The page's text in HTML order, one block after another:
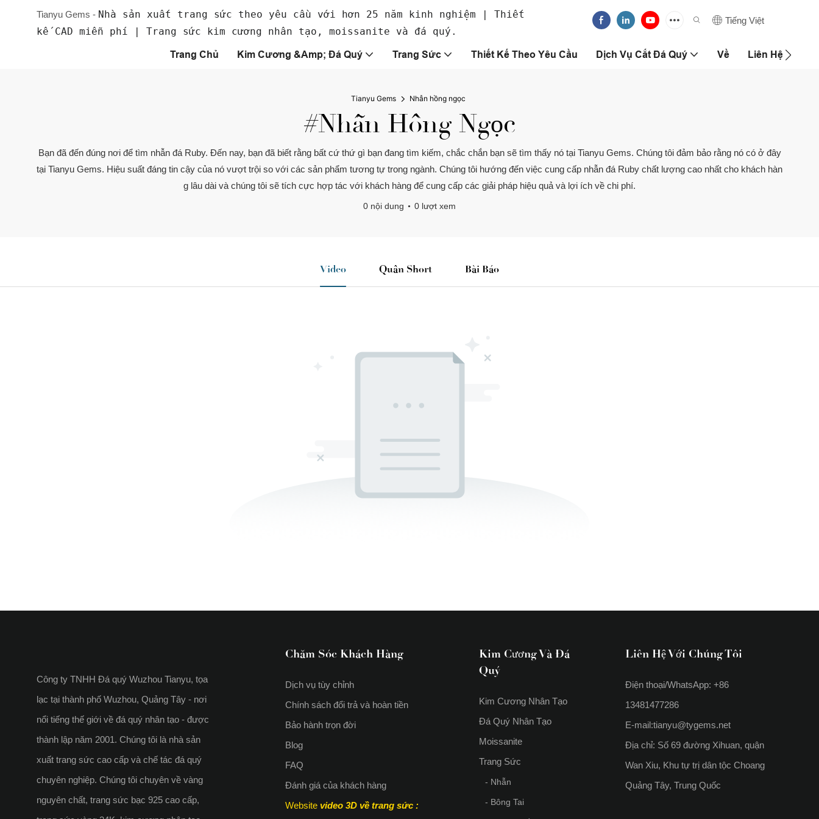
Tianyu Gems - Nhà sản xuất trang sức theo yêu cầu với hơn 25 năm kinh nghiệm | Thiết
kế CAD miễn phí | Trang sức kim cương nhân tạo, moissanite và đá quý.
Tiếng Việt
Trang Chủ Kim Cương &amp; Đá Quý Trang Sức Thiết Kế Theo Yêu Cầu Dịch Vụ Cắt Đá Quý Về Liên Hệ Với
Tianyu Gems Nhẫn hồng ngọc
#Nhẫn Hồng Ngọc
Bạn đã đến đúng nơi để tìm nhẫn đá Ruby. Đến nay, bạn đã biết rằng bất cứ thứ gì bạn đang tìm kiếm, chắc chắn bạn sẽ tìm thấy nó tại Tianyu Gems. Chúng tôi đảm bảo rằng nó có ở đây
tại Tianyu Gems. Hiệu suất đáng tin cậy của nó vượt trội so với các sản phẩm tương tự trong ngành. Chúng tôi hướng đến việc cung cấp nhẫn đá Ruby chất lượng cao nhất cho khách hàn
g lâu dài và chúng tôi sẽ tích cực hợp tác với khách hàng để cung cấp các giải pháp hiệu quả và lợi ích về chi phí.
0 nội dung 0 lượt xem
Video Quần Short Bài Báo
Công ty TNHH Đá quý Wuzhou Tianyu, tọa
lạc tại thành phố Wuzhou, Quảng Tây - nơi
nổi tiếng thế giới về đá quý nhân tạo - được
thành lập năm 2001. Chúng tôi là nhà sản
xuất trang sức cao cấp và chế tác đá quý
chuyên nghiệp. Chúng tôi chuyên về vàng
nguyên chất, trang sức bạc 925 cao cấp,
Chăm Sóc Khách Hàng
Dịch vụ tùy chỉnh
Chính sách đổi trả và hoàn tiền
Bảo hành trọn đời
Blog
FAQ
Đánh giá của khách hàng
Website video 3D về trang sức :
Kim Cương Và Đá
Quý
Kim Cương Nhân Tạo
Đá Quý Nhân Tạo
Moissanite
Trang Sức
- Nhẫn
- Bông Tai
Liên Hệ Với Chúng Tôi
Điện thoại/WhatsApp: +86
13481477286
E-mail:tianyu@tygems.net
Địa chỉ: Số 69 đường Xihuan, quận
Wan Xiu, Khu tự trị dân tộc Choang
Quảng Tây, Trung Quốc